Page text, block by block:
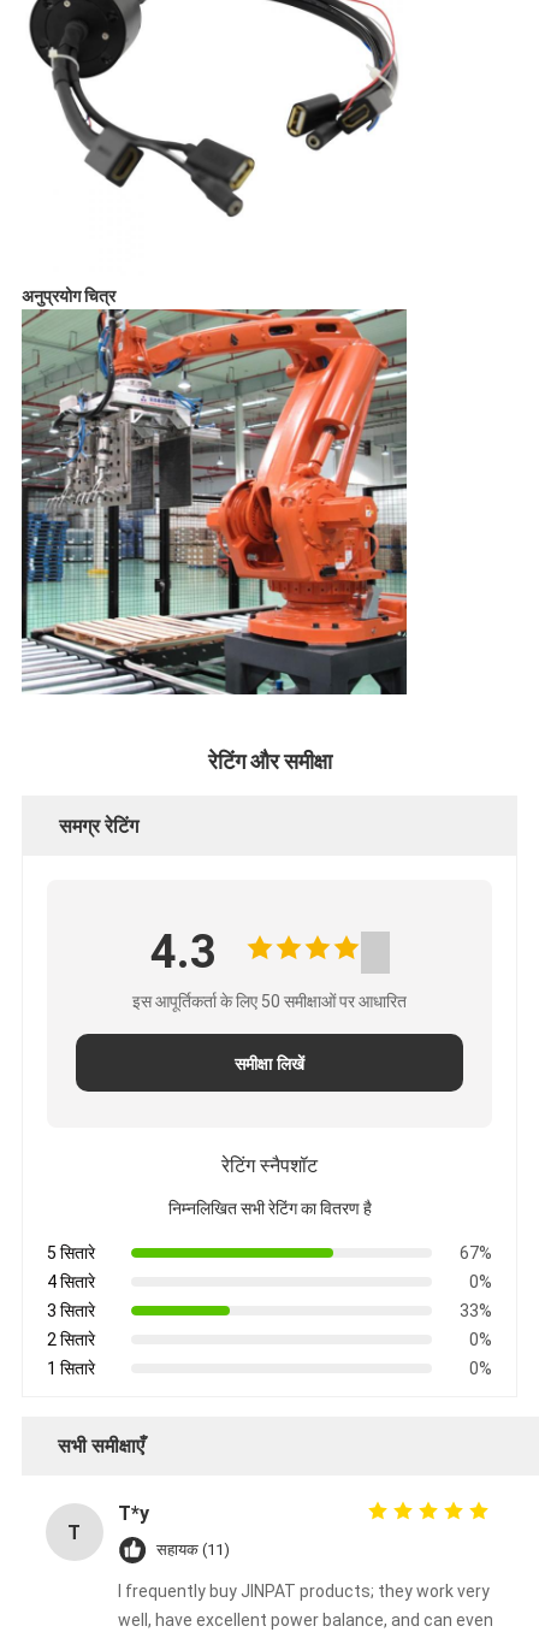
अनुप्रयोग चित्र
रेटिंग और समीक्षा
समग्र रेटिंग
4.3
इस आपूर्तिकर्ता के लिए 50 समीक्षाओं पर आधारित
समीक्षा लिखें
रेटिंग स्नैपशॉट
निम्नलिखित सभी रेटिंग का वितरण है
5 सितारे
67%
4 सितारे
0%
3 सितारे
33%
2 सितारे
0%
1 सितारे
0%
सभी समीक्षाएँ
T
T*y
सहायक (11)
I frequently buy JINPAT products; they work very
well, have excellent power balance, and can even